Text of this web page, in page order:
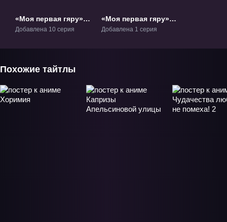
«Моя первая гяру»
ТВ-1
Добавлена 10 серия
«Моя первая гяру»
ОВА-1
Добавлена 1 серия
Похожие тайтлы